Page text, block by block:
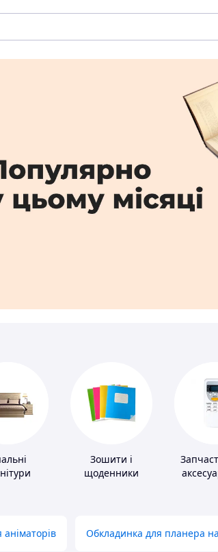
Зошити і
щоденники
Обкладинка для планера